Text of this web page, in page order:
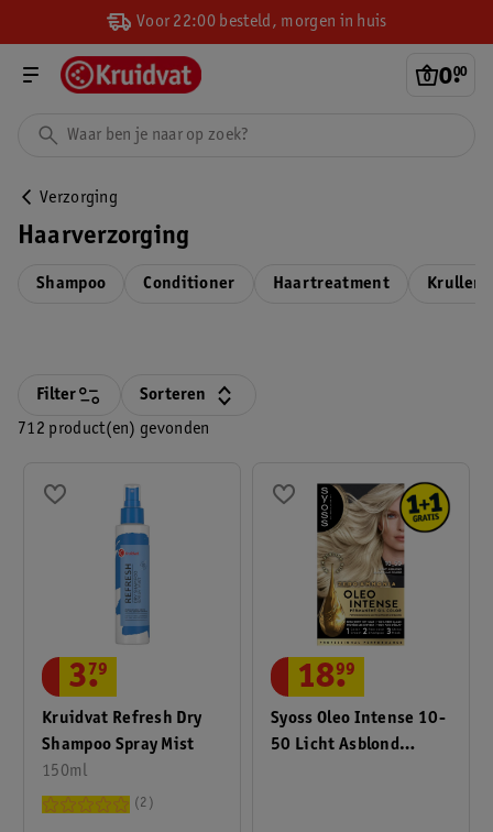
Voor 22:00 besteld, morgen in huis
0.
00
Verzorging
Haarverzorging
Shampoo Conditioner Haartreatment
712 product(en) gevonden
Filter Sorteren
Kruidvat Refresh Dry
Shampoo Spray Mist
150ml
3.
79
2
Syoss Oleo Intense 10-
50 Licht Asblond
18.
99